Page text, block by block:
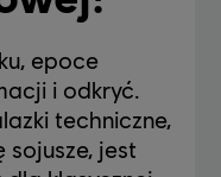
epoce
i odkryć.
techniczne,
sojusze, jest